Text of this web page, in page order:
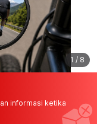
1 / 8
informasi ketika